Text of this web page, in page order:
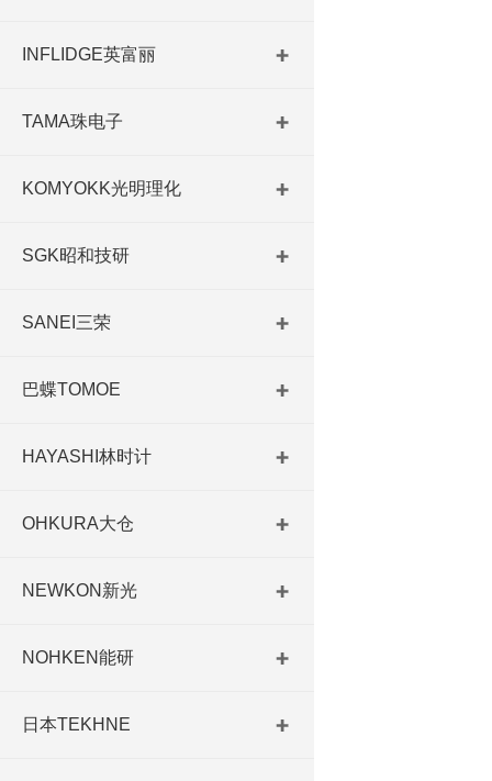
INFLIDGE英富丽
TAMA珠电子
KOMYOKK光明理化
SGK昭和技研
SANEI三荣
巴蝶TOMOE
HAYASHI林时计
OHKURA大仓
NEWKON新光
NOHKEN能研
日本TEKHNE